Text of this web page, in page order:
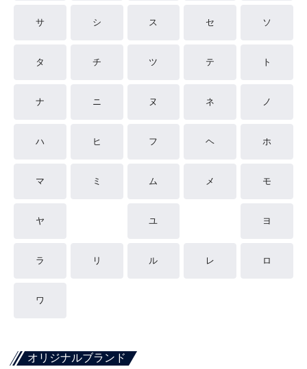
サ シ ス セ ソ
タ チ ツ テ ト
ナ ニ ヌ ネ ノ
ハ ヒ フ ヘ ホ
マ ミ ム メ モ
ヤ ユ ヨ
ラ リ ル レ ロ
ワ
オリジナルブランド